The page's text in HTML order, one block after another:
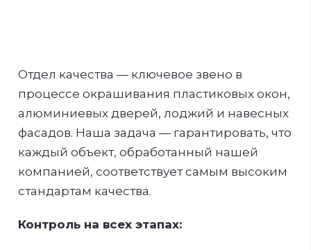
Отдел качества — ключевое звено в
процессе окрашивания пластиковых окон,
алюминиевых дверей, лоджий и навесных
фасадов. Наша задача — гарантировать, что
каждый объект, обработанный нашей
компанией, соответствует самым высоким
стандартам качества.
Контроль на всех этапах: